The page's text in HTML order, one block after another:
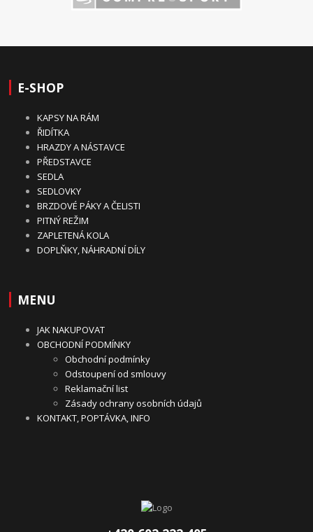
E-SHOP
KAPSY NA RÁM
ŘIDÍTKA
HRAZDY A NÁSTAVCE
PŘEDSTAVCE
SEDLA
SEDLOVKY
BRZDOVÉ PÁKY A ČELISTI
PITNÝ REŽIM
ZAPLETENÁ KOLA
DOPLŇKY, NÁHRADNÍ DÍLY
MENU
JAK NAKUPOVAT
OBCHODNÍ PODMÍNKY
Obchodní podmínky
Odstoupení od smlouvy
Reklamační list
Zásady ochrany osobních údajů
KONTAKT, POPTÁVKA, INFO